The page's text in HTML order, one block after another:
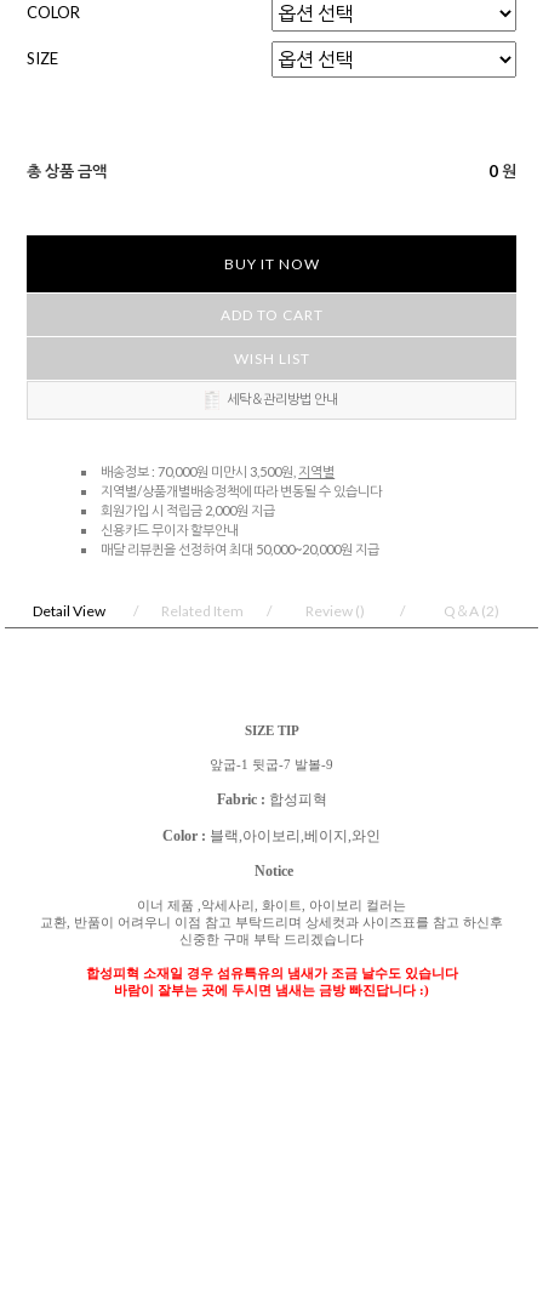
COLOR
SIZE
총 상품 금액 0 원
BUY IT NOW
ADD TO CART
WISH LIST
세탁＆관리방법 안내
배송정보 : 70,000원 미만시 3,500원, 지역별
지역별/상품개별배송정책에 따라 변동될 수 있습니다
회원가입 시 적립금 2,000원 지급
신용카드 무이자 할부안내
매달 리뷰퀸을 선정하여 최대 50,000~20,000원 지급
Detail View Related Item Review () Q＆A (2)
SIZE TIP
앞굽-1 뒷굽-7 발볼-9
Fabric : 합성피혁
Color : 블랙,아이보리,베이지,와인
Notice
이너 제품 악세사리 화이트
아이보리 컬러는
교환 반품이 어려우니 이점 참고 부탁드리며 상세컷과 사이즈표를 참고 하신후
신중한 구매 부탁 드리겠습니다
합성피혁 소재일 경우 섬유특유의 냄새가 조금 날수도 있습니다
바람이 잘부는 곳에 두시면 냄새는 금방 빠진답니다 :)